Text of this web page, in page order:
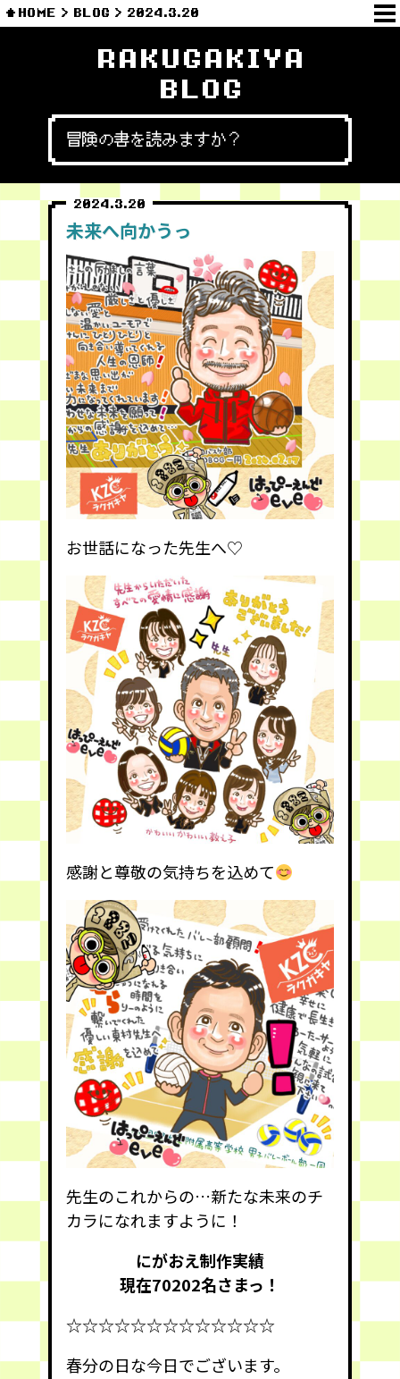
HOME BLOG 2024.3.20
RAKUGAKIYA
BLOG
冒険の書を読みますか？
2024.3.20
未来へ向かうっ
お世話になった先生へ♡
感謝と尊敬の気持ちを込めて
先生のこれからの…新たな未来のチ
カラになれますように！
にがおえ制作実績
現在70202名さまっ！
☆☆☆☆☆☆☆☆☆☆☆☆☆
春分の日な今日でございます。